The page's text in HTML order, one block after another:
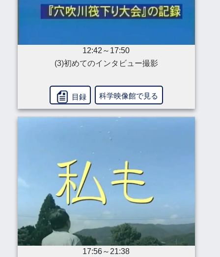
12:42～17:50
(3)初めてのインタビュー撮影
目録 科学映像館で見る
17:56～21:38